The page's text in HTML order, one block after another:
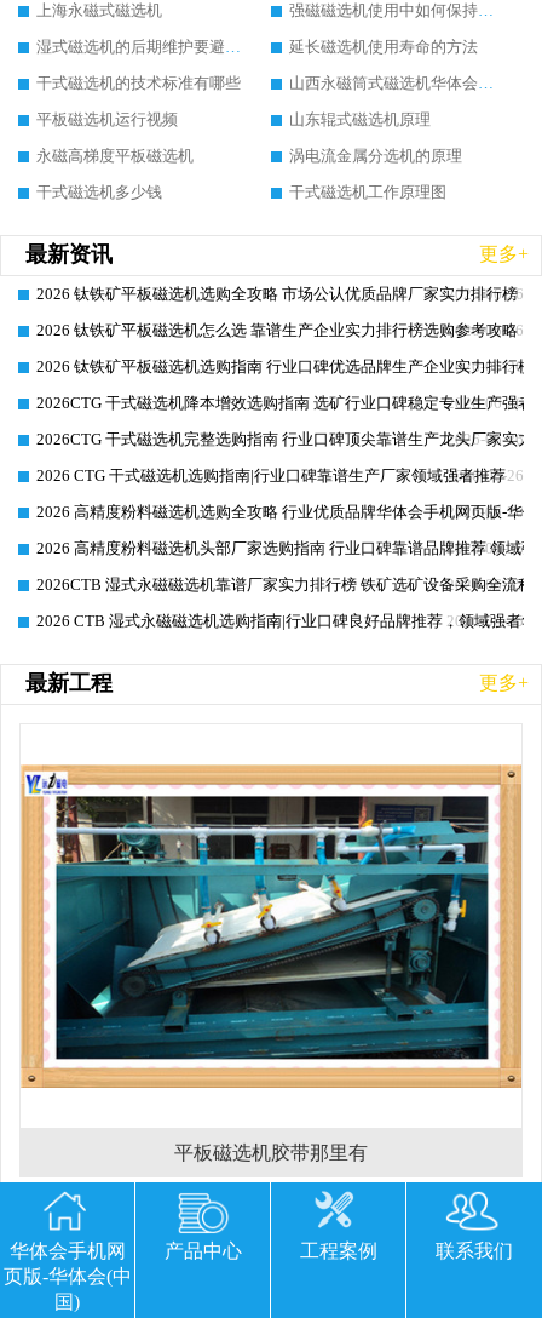
上海永磁式磁选机
强磁磁选机使用中如何保持其顺畅运行
湿式磁选机的后期维护要避开哪些坑
延长磁选机使用寿命的方法
干式磁选机的技术标准有哪些
山西永磁筒式磁选机华体会手机网页版-华体会(中国)
平板磁选机运行视频
山东辊式磁选机原理
永磁高梯度平板磁选机
涡电流金属分选机的原理
干式磁选机多少钱
干式磁选机工作原理图
最新资讯 更多+
2026-06-26
2026 钛铁矿平板磁选机选购全攻略 市场公认优质品牌厂家实力排行榜
2026-06-26
2026 钛铁矿平板磁选机怎么选 靠谱生产企业实力排行榜选购参考攻略
2026-06-26
2026 钛铁矿平板磁选机选购指南 行业口碑优选品牌生产企业实力排行榜
2026-06-26
2026CTG 干式磁选机降本增效选购指南 选矿行业口碑稳定专业生产强者
2026-06-26
2026CTG 干式磁选机完整选购指南 行业口碑顶尖靠谱生产龙头厂家实力
2026-06-26
2026 CTG 干式磁选机选购指南|行业口碑靠谱生产厂家领域强者推荐
2026-06-26
2026 高精度粉料磁选机选购全攻略 行业优质品牌华体会手机网页版-华
2026-06-26
2026 高精度粉料磁选机头部厂家选购指南 行业口碑靠谱品牌推荐 领域
2026-06-25
2026CTB 湿式永磁磁选机靠谱厂家实力排行榜 铁矿选矿设备采购全流程
2026-06-25
2026 CTB 湿式永磁磁选机选购指南|行业口碑良好品牌推荐，领域强者
最新工程 更多+
平板磁选机胶带那里有
欢迎您留下宝贵的意见或建议
华体会手机网
页版-华体会(中
国)
产品中心 工程案例 联系我们